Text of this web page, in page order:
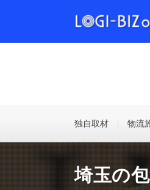
独自取材 物流
埼玉の